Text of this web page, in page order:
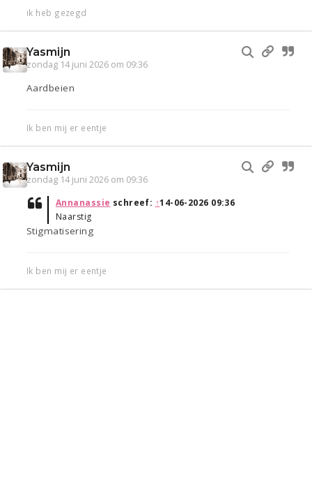
ik heb gezegd
Yasmijn
zondag 14 juni 2026 om 09:36
Aardbeien
Ik ben mij er eentje
Yasmijn
zondag 14 juni 2026 om 09:36
Annanassie schreef: ↑14-06-2026 09:36
Naarstig
Stigmatisering
Ik ben mij er eentje